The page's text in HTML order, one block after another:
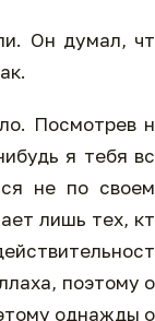
Он думал,
Посмотрев
я тебя
не по
лишь тех,
поэтому
однажды